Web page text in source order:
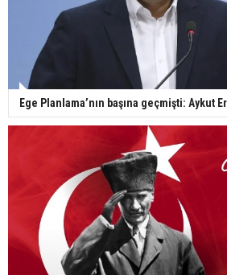
Ege Planlama’nın başına geçmişti: Aykut